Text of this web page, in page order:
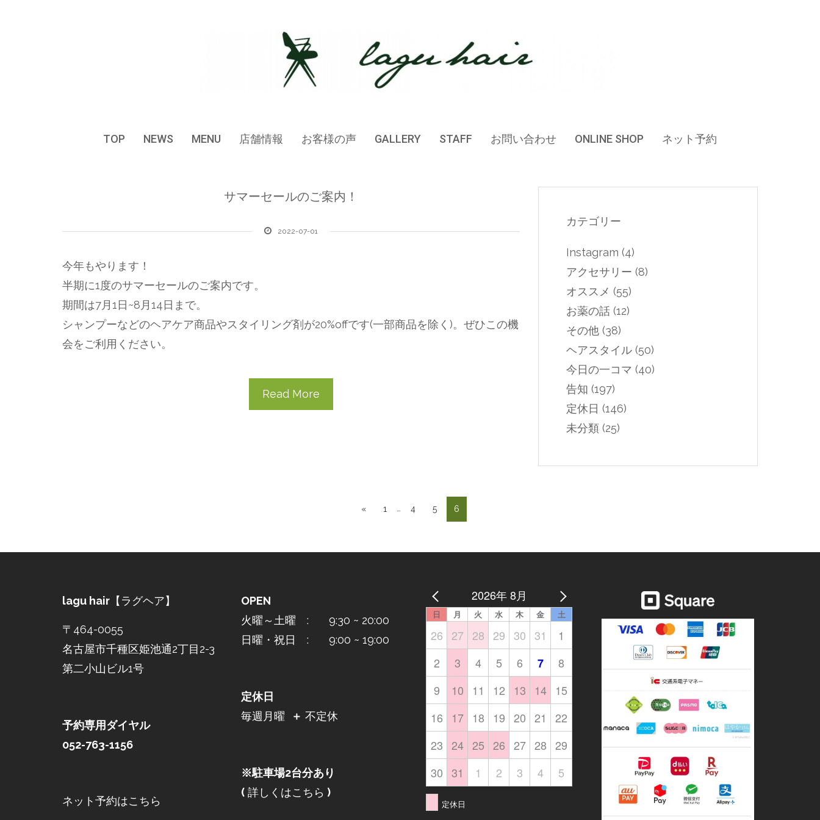
TOP NEWS MENU 店舗情報 お客様の声 GALLERY STAFF お問い合わせ ONLINE SHOP ネット予約
サマーセールのご案内！
2022-07-01
今年もやります！⁡
⁡半期に1度のサマーセールのご案内です。⁡
⁡⁡期間は7月1日~8月14日まで。⁡
⁡シャンプーなどのヘアケア商品やスタイリング剤が20%offです(一部商品を除く)。⁡ぜひこの機
会をご利用ください。
Read More
カテゴリー
Instagram (4)
アクセサリー (8)
オススメ (55)
お薬の話 (12)
その他 (38)
ヘアスタイル (50)
今日の一コマ (40)
告知 (197)
定休日 (146)
未分類 (25)
« 1 4 5 6
lagu hair 【ラグヘア】
〒464-0055
名古屋市千種区姫池通2丁目2-3
第二小山ビル1号
予約専用ダイヤル
052-763-1156
ネット予約はこちら
OPEN
火曜～土曜 : 9:30 ~ 20:00
日曜・祝日 : 9:00 ~ 19:00
定休日
毎週月曜
＋ 不定休
※駐車場2台分あり
(詳しくはこちら )
2026年 8月
日 月 火 水 木 金 土
26 27 28 29 30 31
1
2
3 4 5 6 7
8
9
10 11 12 13 14
15
16
17 18 19 20 21
22
23 24 25 26 27 28 29
30 31 1 2 3 4 5
定休日